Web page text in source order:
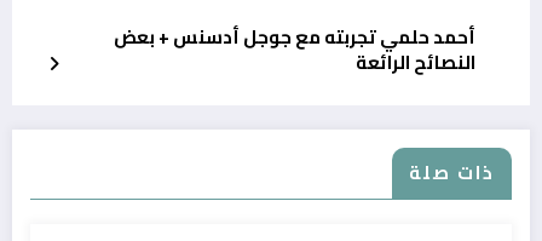
أحمد حلمي تجربته مع جوجل أدسنس + بعض
النصائح الرائعة
ذات صلة